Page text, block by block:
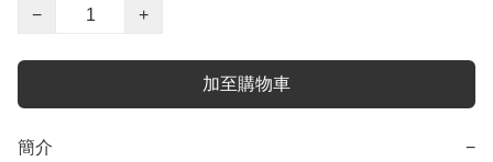
−
+
加至購物車
簡介 −